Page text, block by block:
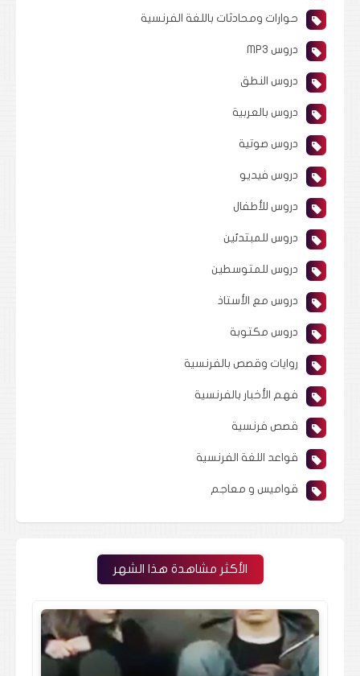
حوارات ومحادثات باللغة الفرنسية
دروس MP3
دروس النطق
دروس بالعربية
دروس صوتية
دروس فيديو
دروس للأطفال
دروس للمبتدئين
دروس للمتوسطين
دروس مع الأستاذ
دروس مكتوبة
روايات وقصص بالفرنسية
فهم الأخبار بالفرنسية
قصص فرنسية
قواعد اللغة الفرنسية
قواميس و معاجم
الأكثر مشاهدة هذا الشهر